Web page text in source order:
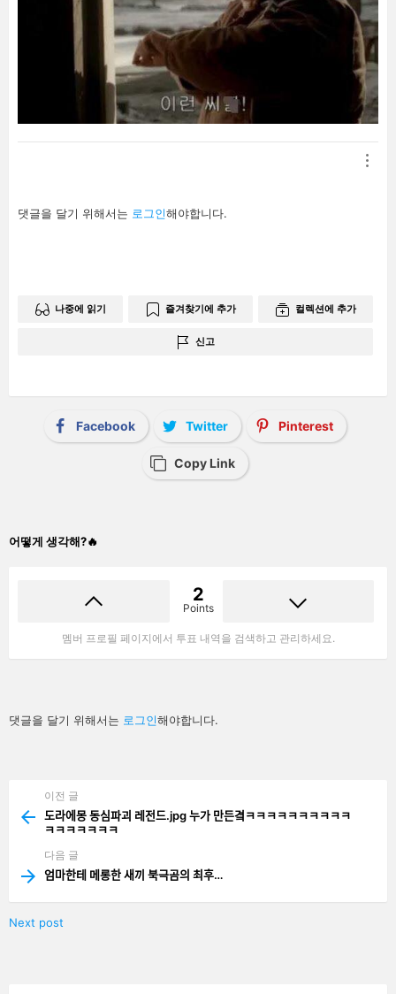
답
글
댓글을 달기 위해서는 로그인해야합니다.
나중에 읽기 즐겨찾기에 추가 컬렉션에 추가
신고
Facebook Twitter Pinterest
Copy Link
어떻게 생각해?🔥
2
Points
멤버 프로필 페이지에서 투표 내역을 검색하고 관리하세요.
답
글
댓글을 달기 위해서는 로그인해야합니다.
more
이전 글
도라에몽 동심파괴 레전드.jpg 누가 만든곀ㅋㅋㅋㅋㅋㅋㅋㅋㅋㅋ
ㅋㅋㅋㅋㅋㅋㅋ
다음 글
엄마한테 메롱한 새끼 북극곰의 최후…
Next post